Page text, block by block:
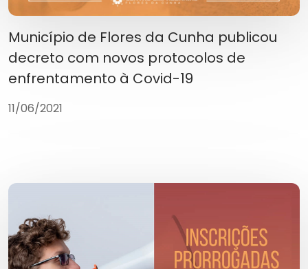
Município de Flores da Cunha publicou
decreto com novos protocolos de
enfrentamento à Covid-19
11/06/2021